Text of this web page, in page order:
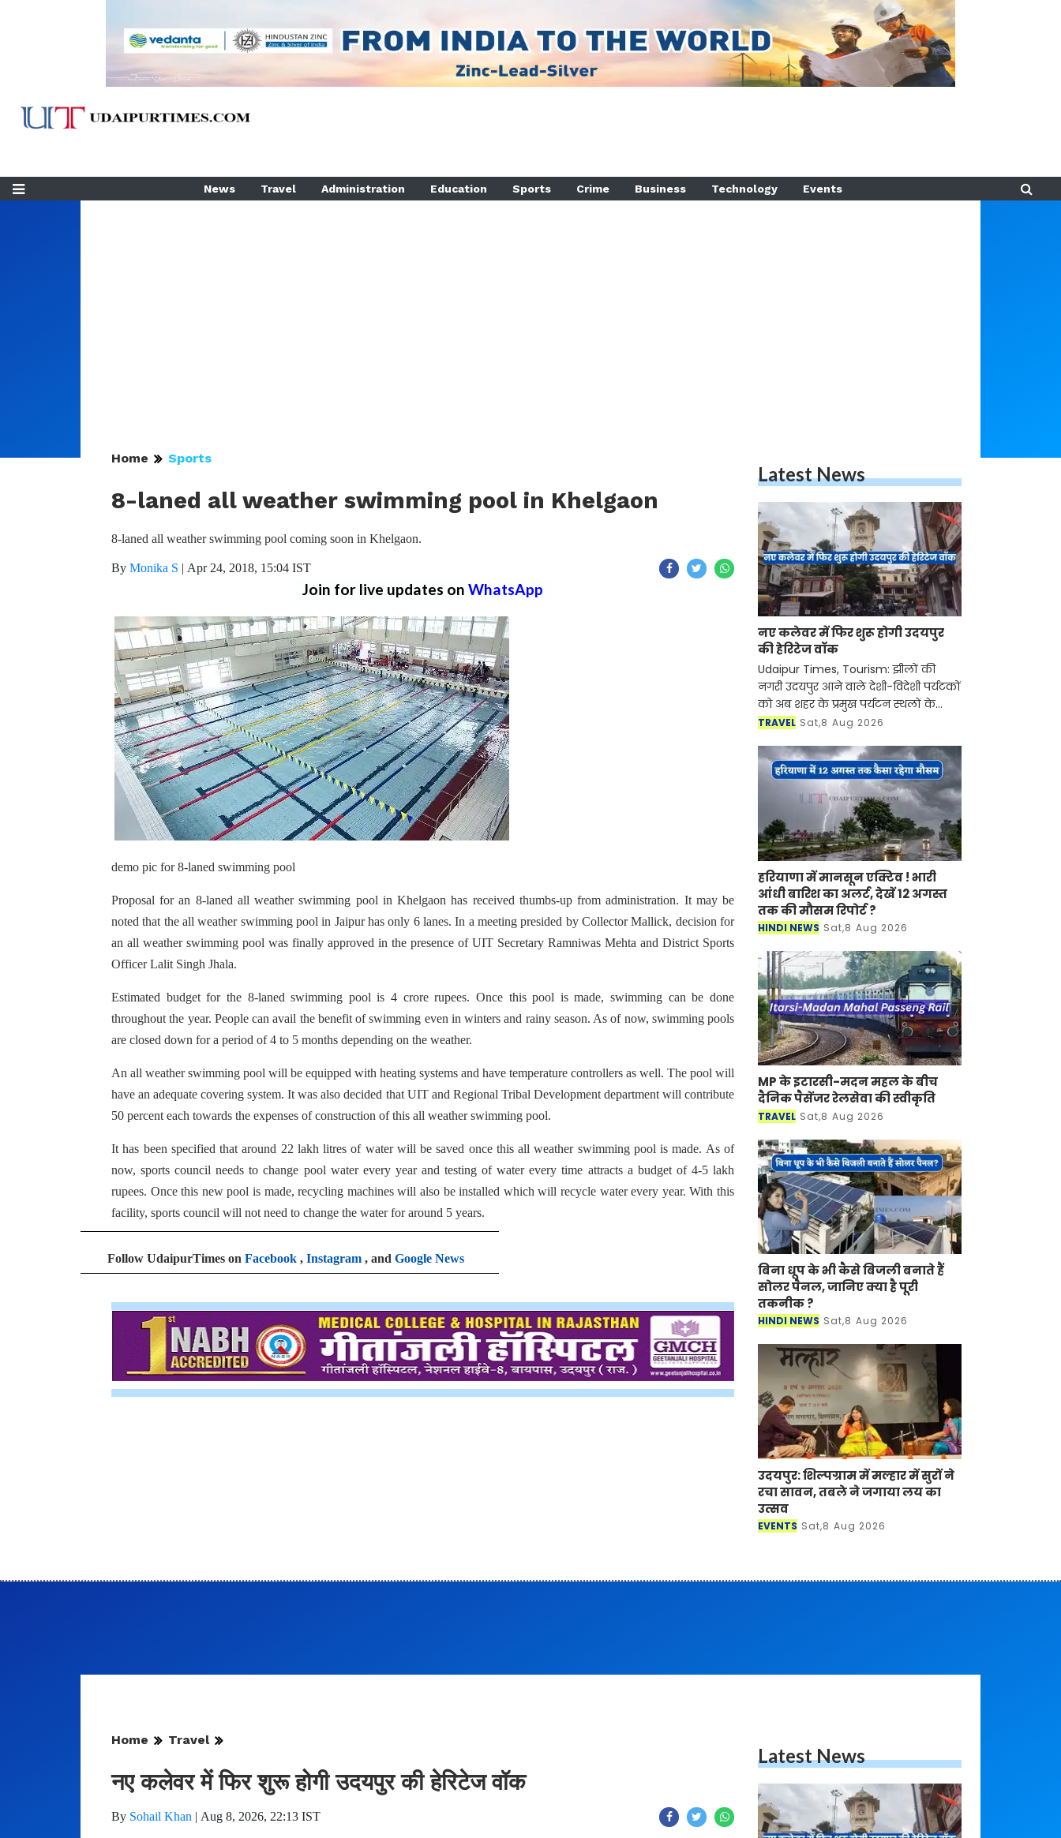
News Travel Administration Education Sports Crime Business Technology Events
Home Sports
8-laned all weather swimming pool in Khelgaon
8-laned all weather swimming pool coming soon in Khelgaon.
By Monika S | Apr 24, 2018, 15:04 IST
Join for live updates on WhatsApp
demo pic for 8-laned swimming pool
Proposal for an 8-laned all weather swimming pool in Khelgaon has received thumbs-up from administration. It may be
noted that the all weather swimming pool in Jaipur has only 6 lanes. In a meeting presided by Collector Mallick, decision for
an all weather swimming pool was finally approved in the presence of UIT Secretary Ramniwas Mehta and District Sports
Officer Lalit Singh Jhala.
Estimated budget for the 8-laned swimming pool is 4 crore rupees. Once this pool is made, swimming can be done
throughout the year. People can avail the benefit of swimming even in winters and rainy season. As of now, swimming pools
are closed down for a period of 4 to 5 months depending on the weather.
An all weather swimming pool will be equipped with heating systems and have temperature controllers as well. The pool will
have an adequate covering system. It was also decided that UIT and Regional Tribal Development department will contribute
50 percent each towards the expenses of construction of this all weather swimming pool.
It has been specified that around 22 lakh litres of water will be saved once this all weather swimming pool is made. As of
now, sports council needs to change pool water every year and testing of water every time attracts a budget of 4-5 lakh
rupees. Once this new pool is made, recycling machines will also be installed which will recycle water every year. With this
facility, sports council will not need to change the water for around 5 years.
Follow UdaipurTimes on Facebook , Instagram , and Google News
Latest News
नए कलेवर में फिर शुरू होगी उदयपुर
की हेरिटेज वॉक
Udaipur Times, Tourism: झीलों की
नगरी उदयपुर आने वाले देशी-विदेशी पर्यटकों
को अब शहर के प्रमुख पर्यटन स्थलों के
साथ-साथ इसकी समृद्ध सांस्कृतिक विरासत,
रूबरू करवान
TRAVEL Sat,8 Aug 2026
हरियाणा में मानसून एक्टिव ! भारी
आंधी बारिश का अलर्ट, देखें 12 अगस्त
तक की मौसम रिपोर्ट ?
HINDI NEWS Sat,8 Aug 2026
MP के इटारसी-मदन महल के बीच
दैनिक पैसेंजर रेलसेवा की स्वीकृति
TRAVEL Sat,8 Aug 2026
बिना धूप के भी कैसे बिजली बनाते हैं
सोलर पैनल, जानिए क्या है पूरी
तकनीक ?
HINDI NEWS Sat,8 Aug 2026
उदयपुर: शिल्पग्राम में मल्हार में सुरों ने
रचा सावन, तबले ने जगाया लय का
उत्सव
EVENTS Sat,8 Aug 2026
Home Travel
नए कलेवर में फिर शुरू होगी उदयपुर की हेरिटेज वॉक
By Sohail Khan | Aug 8, 2026, 22:13 IST
Latest News